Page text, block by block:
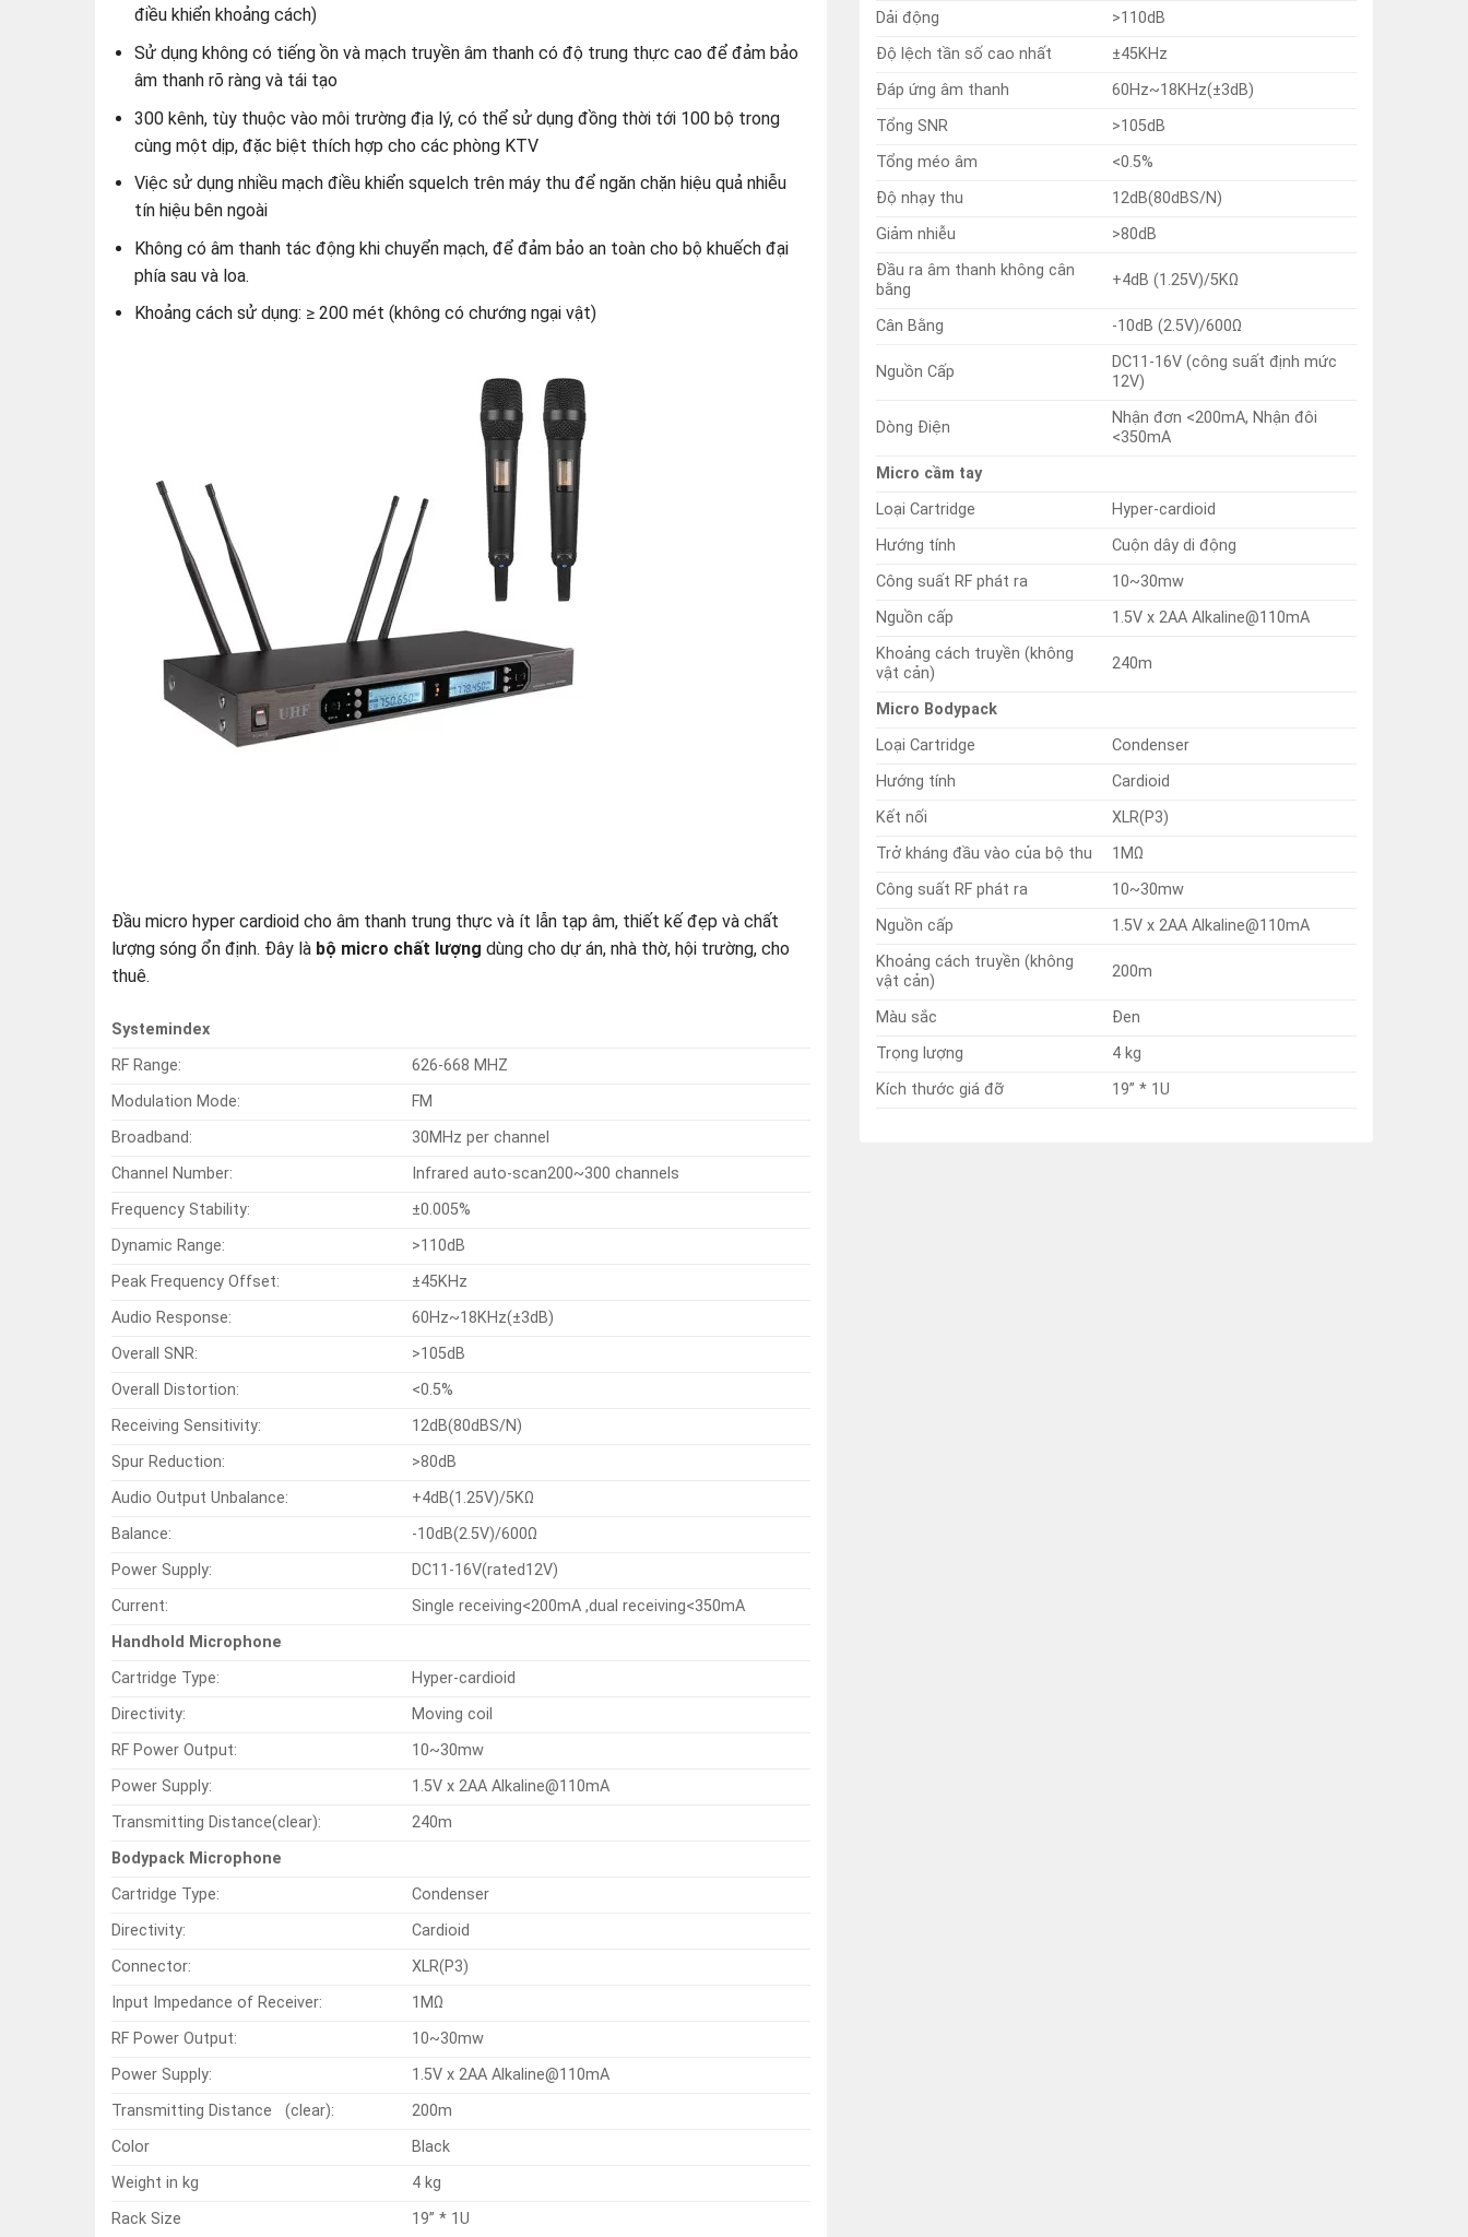
điều khiển khoảng cách)
Sử dụng không có tiếng ồn và mạch truyền âm thanh có độ trung thực cao để đảm bảo
âm thanh rõ ràng và tái tạo
300 kênh, tùy thuộc vào môi trường địa lý, có thể sử dụng đồng thời tới 100 bộ trong
cùng một dịp, đặc biệt thích hợp cho các phòng KTV
Việc sử dụng nhiều mạch điều khiển squelch trên máy thu để ngăn chặn hiệu quả nhiễu
tín hiệu bên ngoài
Không có âm thanh tác động khi chuyển mạch, để đảm bảo an toàn cho bộ khuếch đại
phía sau và loa.
Khoảng cách sử dụng: ≥ 200 mét (không có chướng ngại vật)
Đầu micro hyper cardioid cho âm thanh trung thực và ít lẫn tạp âm, thiết kế đẹp và chất
lượng sóng ổn định. Đây là bộ micro chất lượng dùng cho dự án, nhà thờ, hội trường, cho
thuê.
Systemindex
RF Range:
626-668 MHZ
Modulation Mode:
FM
Broadband:
30MHz per channel
Channel Number:
Infrared auto-scan200~300 channels
Frequency Stability:
±0.005%
Dynamic Range:
>110dB
Peak Frequency Offset:
±45KHz
Audio Response:
60Hz~18KHz(±3dB)
Overall SNR:
>105dB
Overall Distortion:
<0.5%
Receiving Sensitivity:
12dB(80dBS/N)
Spur Reduction:
>80dB
Audio Output Unbalance:
+4dB(1.25V)/5KΩ
Balance:
-10dB(2.5V)/600Ω
Power Supply:
DC11-16V(rated12V)
Current:
Single receiving<200mA ,dual receiving<350mA
Handhold Microphone
Cartridge Type:
Hyper-cardioid
Directivity:
Moving coil
RF Power Output:
10~30mw
Power Supply:
1.5V x 2AA Alkaline@110mA
Transmitting Distance(clear):
240m
Bodypack Microphone
Cartridge Type:
Condenser
Directivity:
Cardioid
Connector:
XLR(P3)
Input Impedance of Receiver:
1MΩ
RF Power Output:
10~30mw
Power Supply:
1.5V x 2AA Alkaline@110mA
Transmitting Distance (clear):
200m
Color
Black
Weight in kg
4 kg
Rack Size
19” * 1U
Dải động
>110dB
Độ lệch tần số cao nhất
±45KHz
Đáp ứng âm thanh
60Hz~18KHz(±3dB)
Tổng SNR
>105dB
Tổng méo âm
<0.5%
Độ nhạy thu
12dB(80dBS/N)
Giảm nhiễu
>80dB
Đầu ra âm thanh không cân
bằng
+4dB (1.25V)/5KΩ
Cân Bằng -10dB (2.5V)/600Ω
Nguồn Cấp
DC11-16V (công suất định mức
12V)
Dòng Điện
Nhận đơn <200mA, Nhận đôi
<350mA
Micro cầm tay
Loại Cartridge
Hyper-cardioid
Hướng tính
Cuộn dây di động
Công suất RF phát ra
10~30mw
Nguồn cấp
1.5V x 2AA Alkaline@110mA
Khoảng cách truyền (không
vật cản)
240m
Micro Bodypack
Loại Cartridge
Condenser
Hướng tính
Cardioid
Kết nối
XLR(P3)
Trở kháng đầu vào của bộ thu
1MΩ
Công suất RF phát ra
10~30mw
Nguồn cấp
1.5V x 2AA Alkaline@110mA
Khoảng cách truyền (không
vật cản)
200m
Màu sắc
Đen
Trọng lượng
4 kg
Kích thước giá đỡ
19” * 1U